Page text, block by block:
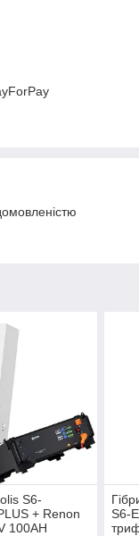
S6-
+ Renon
100AH
S6-